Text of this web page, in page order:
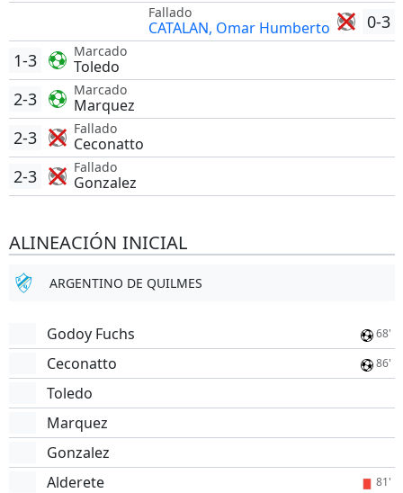
0-3
Fallado
CATALAN, Omar Humberto
Marcado
Toledo
1-3
Marcado
Marquez
2-3
Fallado
Ceconatto
2-3
Fallado
Gonzalez
2-3
ALINEACIÓN INICIAL
ARGENTINO DE QUILMES
Godoy Fuchs 68'
Ceconatto 86'
Toledo
Marquez
Gonzalez
Alderete
81'